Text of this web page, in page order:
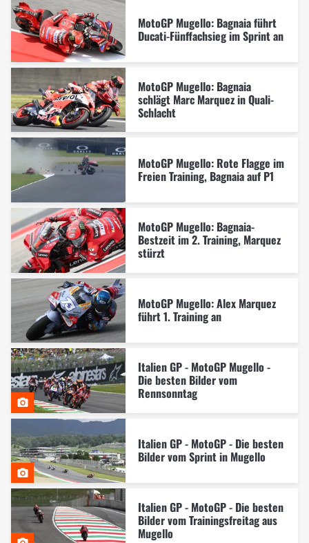
MotoGP Mugello: Bagnaia führt
Ducati-Fünffachsieg im Sprint an
MotoGP Mugello: Bagnaia
schlägt Marc Marquez in Quali-
Schlacht
MotoGP Mugello: Rote Flagge im
Freien Training, Bagnaia auf P1
MotoGP Mugello: Bagnaia-
Bestzeit im 2. Training, Marquez
stürzt
MotoGP Mugello: Alex Marquez
führt 1. Training an
Italien GP - MotoGP Mugello -
Die besten Bilder vom
Rennsonntag
Italien GP - MotoGP - Die besten
Bilder vom Sprint in Mugello
Italien GP - MotoGP - Die besten
Bilder vom Trainingsfreitag aus
Mugello